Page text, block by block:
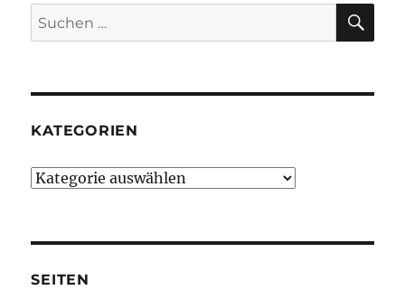
Suchen
nach:
KATEGORIEN
Kategorien
SEITEN